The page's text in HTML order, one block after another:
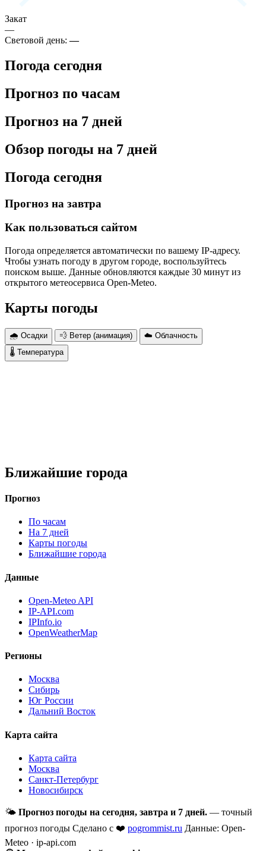
Закат
—
Световой день:—
Погода сегодня
Прогноз по часам
Прогноз на 7 дней
Обзор погоды на 7 дней
Погода сегодня
Прогноз на завтра
Как пользоваться сайтом
Погода определяется автоматически по вашему IP-адресу.
Чтобы узнать погоду в другом городе, воспользуйтесь
поиском выше. Данные обновляются каждые 30 минут из
открытого метеосервиса Open-Meteo.
Карты погоды
🌧 Осадки 💨 Ветер (анимация)
☁️ Облачность
🌡 Температура
Ближайшие города
Прогноз
По часам
На 7 дней
Карты погоды
Ближайшие города
Данные
Open-Meteo API
IP-API.com
IPInfo.io
OpenWeatherMap
Регионы
Москва
Сибирь
Юг России
Дальний Восток
Карта сайта
Карта сайта
Москва
Санкт-Петербург
Новосибирск
🌤 Прогноз погоды на сегодня, завтра и 7 дней. — точный
прогноз погоды Сделано с ❤️ pogrommist.ru Данные: Open-
Meteo · ip-api.com